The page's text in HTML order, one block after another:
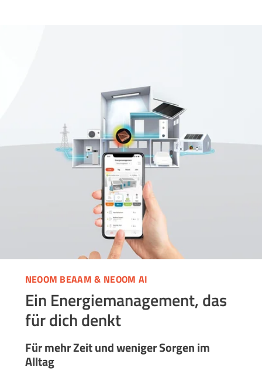
NEOOM BEAAM & NEOOM AI
Ein Energiemanagement, das
für dich denkt
Für mehr Zeit und weniger Sorgen im
Alltag